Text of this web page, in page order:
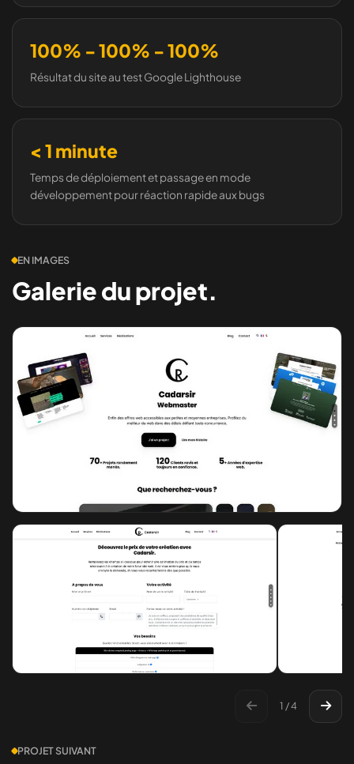
100% - 100% - 100%
Résultat du site au test Google Lighthouse
< 1 minute
Temps de déploiement et passage en mode
développement pour réaction rapide aux bugs
EN IMAGES
Galerie du projet.
1 / 4
PROJET SUIVANT